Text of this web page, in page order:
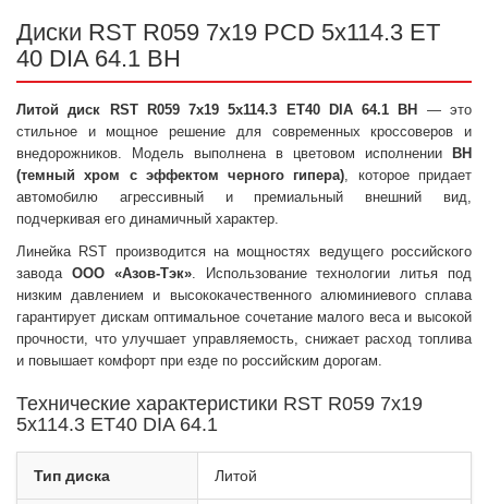
Диски RST R059 7x19 PCD 5x114.3 ET
40 DIA 64.1 BH
Литой диск RST R059 7x19 5x114.3 ET40 DIA 64.1 BH
— это
стильное и мощное решение для современных кроссоверов и
внедорожников. Модель выполнена в цветовом исполнении
BH
(темный хром с эффектом черного гипера), которое придает
автомобилю агрессивный и премиальный внешний вид,
подчеркивая его динамичный характер.
Линейка RST производится на мощностях ведущего российского
завода ООО «Азов-Тэк». Использование технологии литья под
низким давлением и высококачественного алюминиевого сплава
гарантирует дискам оптимальное сочетание малого веса и высокой
прочности, что улучшает управляемость, снижает расход топлива
и повышает комфорт при езде по российским дорогам.
Технические характеристики RST R059 7x19
5x114.3 ET40 DIA 64.1
Тип диска Литой